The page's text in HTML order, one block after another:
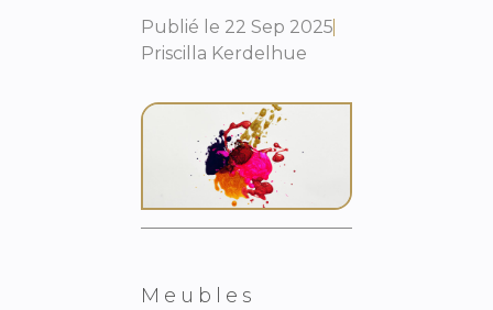
Publié le 22 Sep 2025
Priscilla Kerdelhue
Meubles